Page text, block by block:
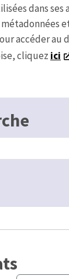
dans ses
accéder au
cliquez ici